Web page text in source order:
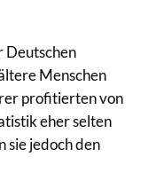
Deutschen
Menschen
profitierten von
eher selten
sie jedoch den